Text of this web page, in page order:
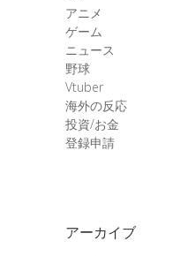
アニメ
ゲーム
ニュース
野球
Vtuber
海外の反応
投資/お金
登録申請
アーカイブ